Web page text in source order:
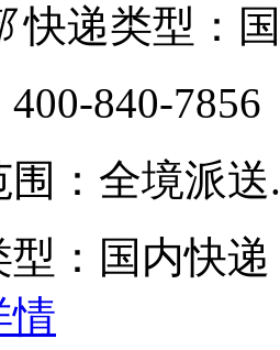
快递类型：
840-7856
围：全境派送
型：国内快递
情